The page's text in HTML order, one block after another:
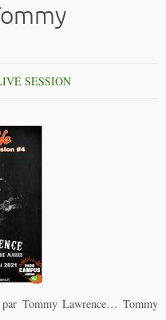
SESSION
Tommy Lawrence… Tommy